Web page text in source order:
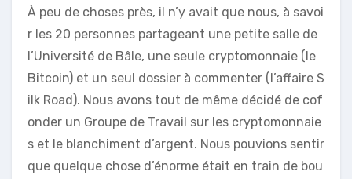
À peu de choses près, il n’y avait que nous, à savoi
r les 20 personnes partageant une petite salle de
l’Université de Bâle, une seule cryptomonnaie (le
Bitcoin) et un seul dossier à commenter (l’affaire S
ilk Road). Nous avons tout de même décidé de cof
onder un Groupe de Travail sur les cryptomonnaie
s et le blanchiment d’argent. Nous pouvions sentir
que quelque chose d’énorme était en train de bou